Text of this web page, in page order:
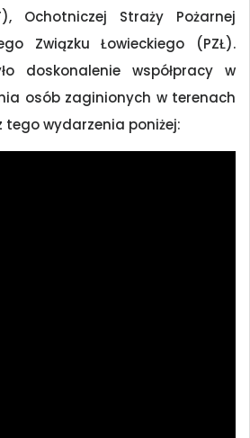
Ochotniczej Straży Pożarnej
Związku Łowieckiego (PZŁ).
doskonalenie współpracy w
osób zaginionych w terenach
tego wydarzenia poniżej: